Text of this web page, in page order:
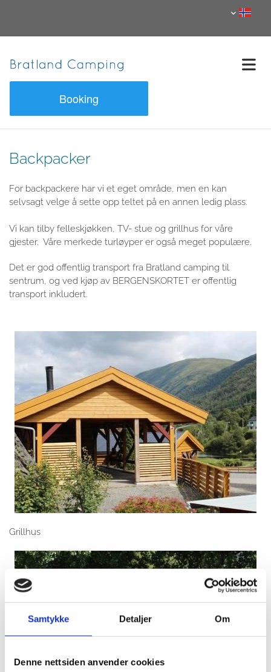
Samtykke Detaljer Om
Denne nettsiden anvender cookies
Booking
Backpacker
For backpackere har vi et eget område, men en kan
selvsagt velge å sette opp teltet på en annen ledig plass.
Vi kan tilby felleskjøkken, TV- stue og grillhus for våre
gjester. Våre merkede turløyper er også meget populære.
Det er god offentlig transport fra Bratland camping til
sentrum, og ved kjøp av BERGENSKORTET er offentlig
transport inkludert.
Grillhus